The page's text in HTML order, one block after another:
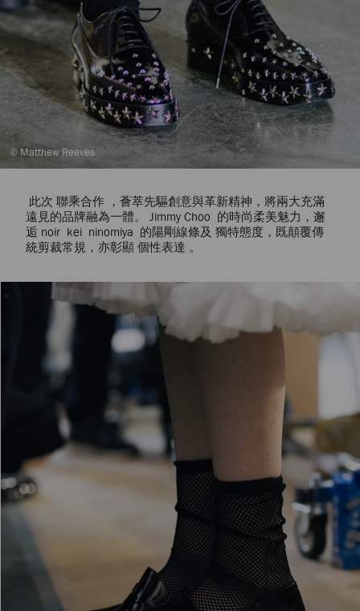
© Matthew Reeves
此次 聯乘合作 ，薈萃先驅創意與革新精神，將兩大充滿
遠見的品牌融為一體。 Jimmy Choo 的時尚柔美魅力，邂
逅 noir kei ninomiya 的陽剛線條及 獨特態度，既顛覆傳
統剪裁常規，亦彰顯 個性表達 。